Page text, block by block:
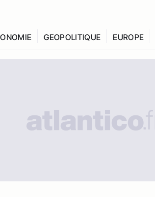
GEOPOLITIQUE EUROPE